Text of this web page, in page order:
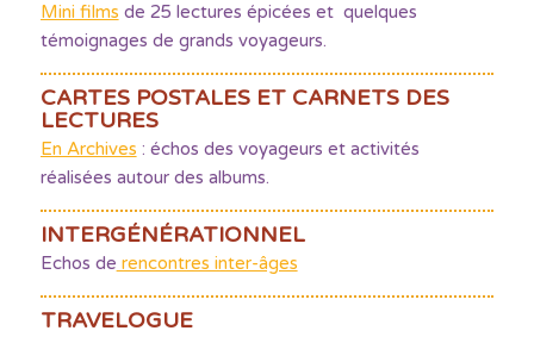
Mini films de 25 lectures épicées et quelques
témoignages de grands voyageurs.
CARTES POSTALES ET CARNETS DES
LECTURES
En Archives : échos des voyageurs et activités
réalisées autour des albums.
INTERGÉNÉRATIONNEL
Echos de rencontres inter-âges
TRAVELOGUE